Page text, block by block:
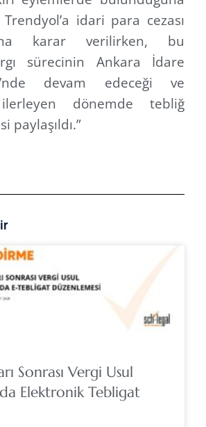
idari para cezası
karar verilirken, bu
sürecinin Ankara İdare
devam edeceği ve
dönemde tebliğ
paylaşıldı.”
Sonrası Vergi Usul
Elektronik Tebligat